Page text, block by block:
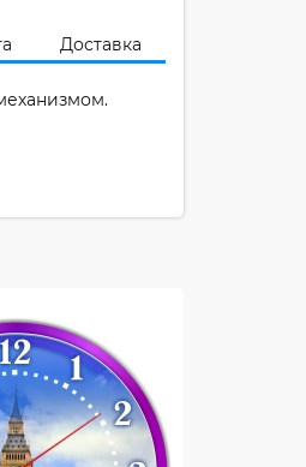
Доставка